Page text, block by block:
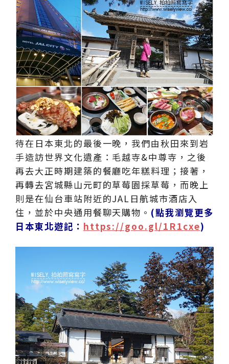
待在日本東北的最後一晚，我們由秋田來到岩
手造訪世界文化遺產：毛越寺&中尊寺，之後
再去大正時期建築的餐廳吃年糕料理；接著，
再轉去宮城縣山元町的草莓園採草莓，而晚上
則是在仙台車站附近的JAL日航城市酒店入
住，並於中央通用餐聊天購物。 (點我瀏覽更多
日本東北遊記： https://goo.gl/1R1cxe)